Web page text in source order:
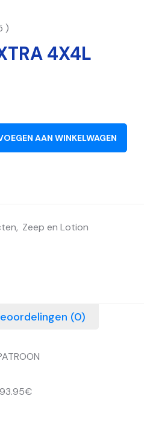
)
4X4L
AAN WINKELWAGEN
, Zeep en Lotion
(0)